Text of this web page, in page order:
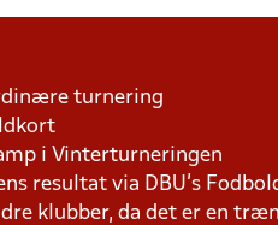
turnering
i Vinterturneringen
resultat via DBU's
klubber, da det er en